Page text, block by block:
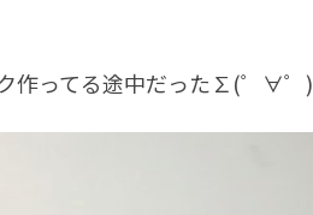
作ってる途中だった∑(゜∀゜)